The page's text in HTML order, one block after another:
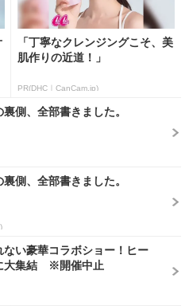
「丁寧なクレンジングこそ、美
肌作りの近道！」
PR(DHC｜CanCam.jp)
側、全部書きました。
側、全部書きました。
ない豪華コラボショー！ヒー
大集結 ※開催中止